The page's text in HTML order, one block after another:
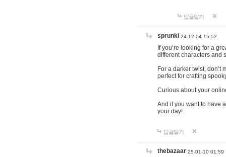
답글달기
sprunki 24-12-04 15:52
If you’re looking for a
different characters and
For a darker twist, don’t
perfect for crafting
Curious about your
And if you want to have
your day!
답글달기
thebazaar 25-01-10 01:59